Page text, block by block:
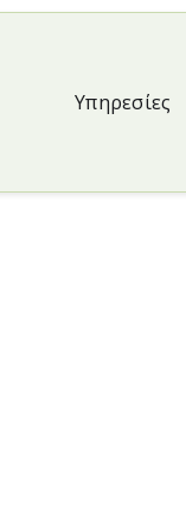
Υπηρεσίες